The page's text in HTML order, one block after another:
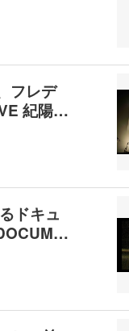
フレデ
紀陽…
ドキュ